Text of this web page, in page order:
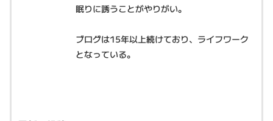
眠りに誘うことがやりがい。
ブログは15年以上続けており、ライフワーク
となっている。